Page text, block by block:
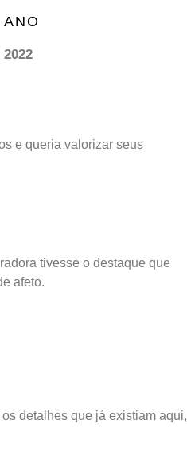
ANO
2022
e queria valorizar seus
tivesse o destaque que
afeto.
detalhes que já existiam aqui,